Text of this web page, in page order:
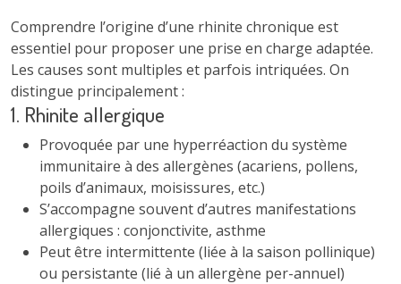
Comprendre l’origine d’une rhinite chronique est
essentiel pour proposer une prise en charge adaptée.
Les causes sont multiples et parfois intriquées. On
distingue principalement :
1. Rhinite allergique
Provoquée par une hyperréaction du système
immunitaire à des allergènes (acariens, pollens,
poils d’animaux, moisissures, etc.)
S’accompagne souvent d’autres manifestations
allergiques : conjonctivite, asthme
Peut être intermittente (liée à la saison pollinique)
ou persistante (lié à un allergène per-annuel)